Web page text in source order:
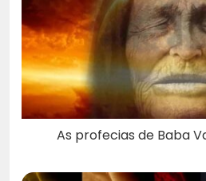
As profecias de Baba